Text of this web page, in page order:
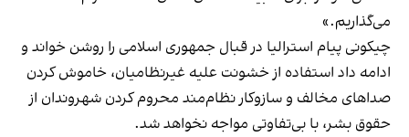
می‌گذاریم.»
چیکونی پیام استرالیا در قبال جمهوری اسلامی را روشن خواند و
ادامه داد استفاده از خشونت علیه غیرنظامیان، خاموش کردن
صداهای مخالف و سازوکار نظام‌مند محروم کردن شهروندان از
حقوق بشر، با بی‌تفاوتی مواجه نخواهد شد.